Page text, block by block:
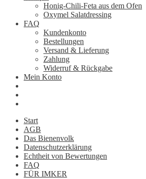
Honig-Chili-Feta aus dem Ofen
Oxymel Salatdressing
FAQ
Kundenkonto
Bestellungen
Versand & Lieferung
Zahlung
Widerruf & Rückgabe
Mein Konto
Start
AGB
Das Bienenvolk
Datenschutzerklärung
Echtheit von Bewertungen
FAQ
FÜR IMKER